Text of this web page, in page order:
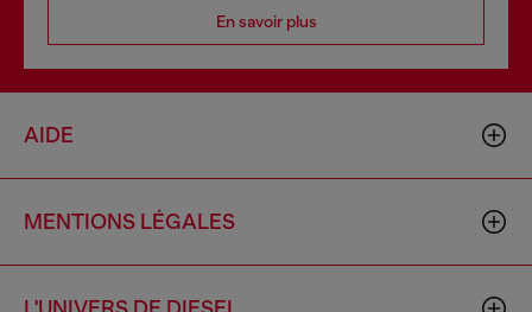
En savoir plus
AIDE
MENTIONS LÉGALES